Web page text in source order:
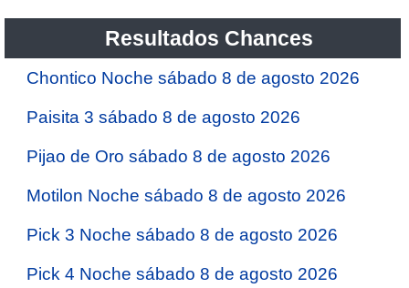
Resultados Chances
Chontico Noche sábado 8 de agosto 2026
Paisita 3 sábado 8 de agosto 2026
Pijao de Oro sábado 8 de agosto 2026
Motilon Noche sábado 8 de agosto 2026
Pick 3 Noche sábado 8 de agosto 2026
Pick 4 Noche sábado 8 de agosto 2026